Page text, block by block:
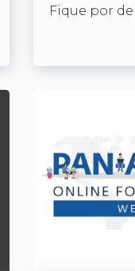
Fique por